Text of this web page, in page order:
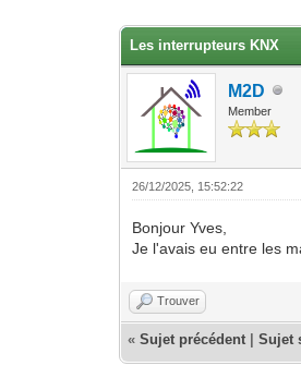
Les interrupteurs KNX
M2D
Member
26/12/2025, 15:52:22
Bonjour Yves,
Je l'avais eu entre les
Trouver
«Sujet précédent |Sujet